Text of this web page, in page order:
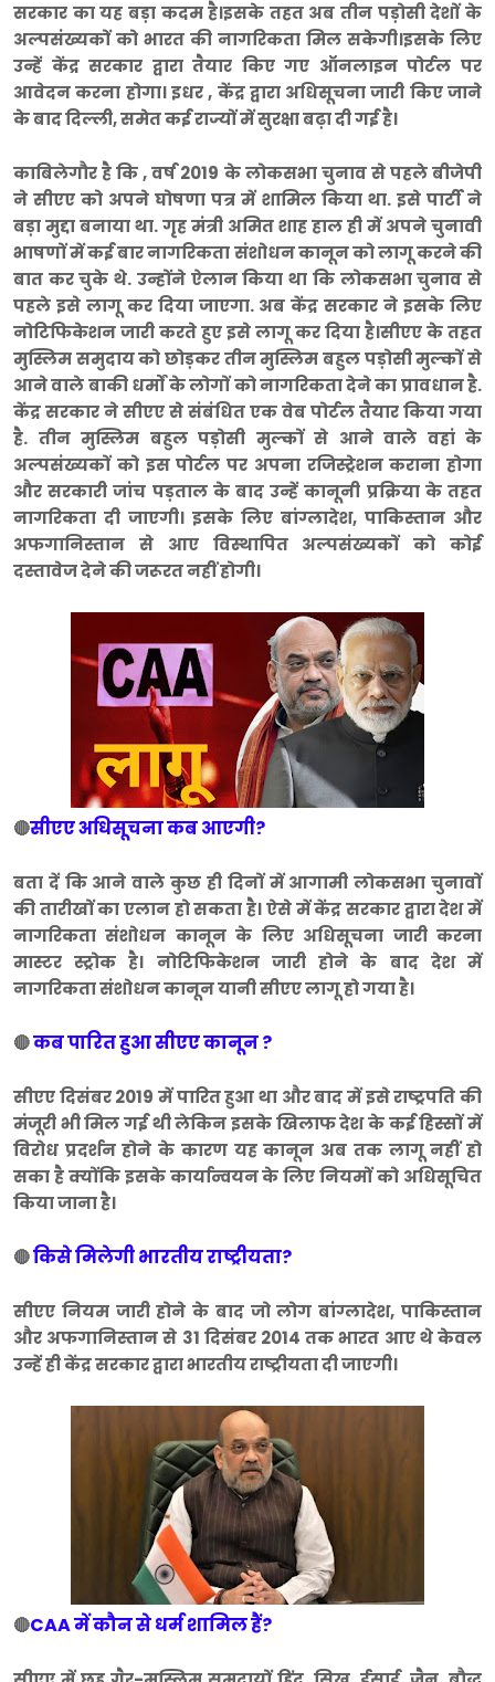
सरकार का यह बड़ा कदम है।इसके तहत अब तीन पड़ोसी देशों के
अल्पसंख्यकों को भारत की नागरिकता मिल सकेगी।इसके लिए
उन्हें केंद्र सरकार द्वारा तैयार किए गए ऑनलाइन पोर्टल पर
आवेदन करना होगा। इधर , केंद्र द्वारा अधिसूचना जारी किए जाने
के बाद दिल्ली, समेत कई राज्यों में सुरक्षा बढ़ा दी गई है।
काबिलेगौर है कि , वर्ष 2019 के लोकसभा चुनाव से पहले बीजेपी
ने सीएए को अपने घोषणा पत्र में शामिल किया था. इसे पार्टी ने
बड़ा मुद्दा बनाया था. गृह मंत्री अमित शाह हाल ही में अपने चुनावी
भाषणों में कई बार नागरिकता संशोधन कानून को लागू करने की
बात कर चुके थे. उन्होंने ऐलान किया था कि लोकसभा चुनाव से
पहले इसे लागू कर दिया जाएगा. अब केंद्र सरकार ने इसके लिए
नोटिफिकेशन जारी करते हुए इसे लागू कर दिया है।सीएए के तहत
मुस्लिम समुदाय को छोड़कर तीन मुस्लिम बहुल पड़ोसी मुल्कों से
आने वाले बाकी धर्मों के लोगों को नागरिकता देने का प्रावधान है.
केंद्र सरकार ने सीएए से संबंधित एक वेब पोर्टल तैयार किया गया
है. तीन मुस्लिम बहुल पड़ोसी मुल्कों से आने वाले वहां के
अल्पसंख्यकों को इस पोर्टल पर अपना रजिस्ट्रेशन कराना होगा
और सरकारी जांच पड़ताल के बाद उन्हें कानूनी प्रक्रिया के तहत
नागरिकता दी जाएगी। इसके लिए बांग्लादेश, पाकिस्तान और
अफगानिस्तान से आए विस्थापित अल्पसंख्यकों को कोई
दस्तावेज देने की जरूरत नहीं होगी।
🔴सीएए अधिसूचना कब आएगी?
बता दें कि आने वाले कुछ ही दिनों में आगामी लोकसभा चुनावों
की तारीखों का एलान हो सकता है। ऐसे में केंद्र सरकार द्वारा देश में
नागरिकता संशोधन कानून के लिए अधिसूचना जारी करना
मास्टर स्ट्रोक है। नोटिफिकेशन जारी होने के बाद देश में
नागरिकता संशोधन कानून यानी सीएए लागू हो गया है।
🔴कब पारित हुआ सीएए कानून ?
सीएए दिसंबर 2019 में पारित हुआ था और बाद में इसे राष्ट्रपति की
मंजूरी भी मिल गई थी लेकिन इसके खिलाफ देश के कई हिस्सों में
विरोध प्रदर्शन होने के कारण यह कानून अब तक लागू नहीं हो
सका है क्योंकि इसके कार्यान्वयन के लिए नियमों को अधिसूचित
किया जाना है।
🔴किसे मिलेगी भारतीय राष्ट्रीयता?
सीएए नियम जारी होने के बाद जो लोग बांग्लादेश, पाकिस्तान
और अफगानिस्तान से 31 दिसंबर 2014 तक भारत आए थे केवल
उन्हें ही केंद्र सरकार द्वारा भारतीय राष्ट्रीयता दी जाएगी।
🔴CAA में कौन से धर्म शामिल हैं?